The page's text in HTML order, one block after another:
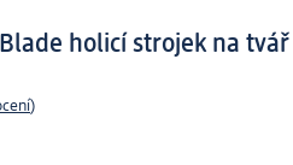
holicí strojek na tvář
)